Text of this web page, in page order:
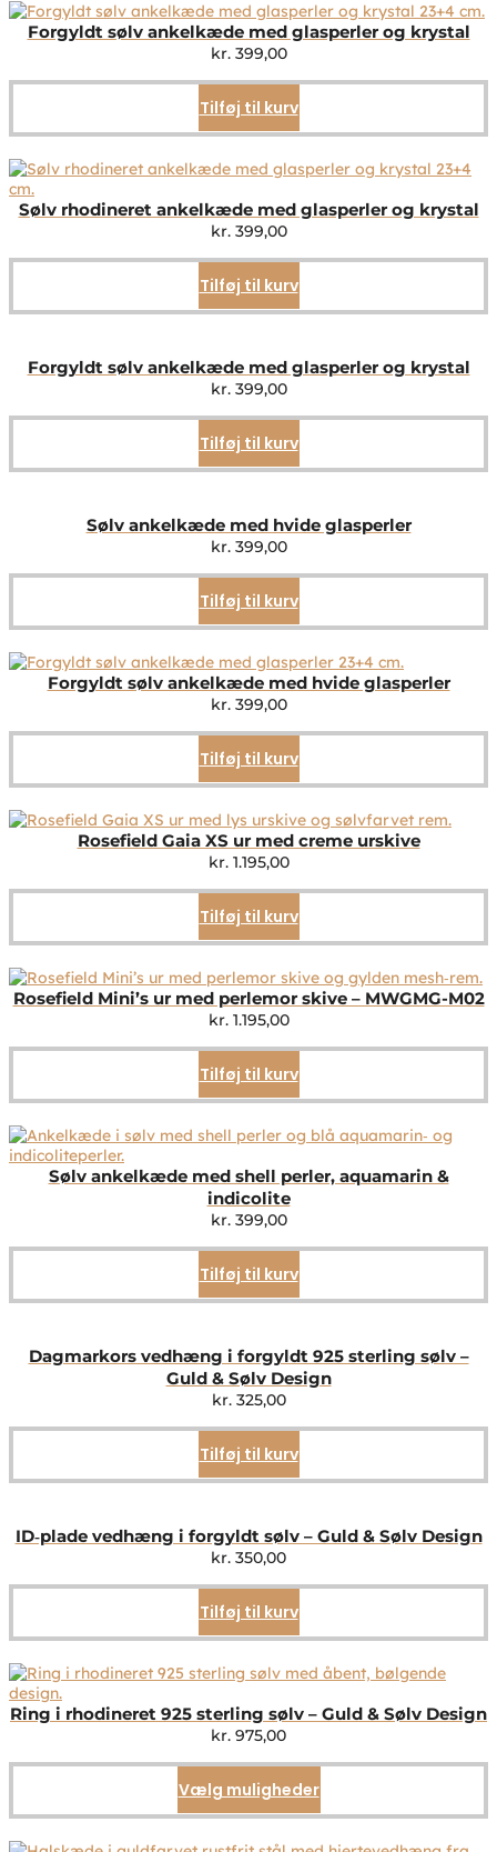
Forgyldt sølv ankelkæde med glasperler og krystal
kr.399,00
Tilføj til kurv
Sølv rhodineret ankelkæde med glasperler og krystal
kr.399,00
Tilføj til kurv
Forgyldt sølv ankelkæde med glasperler og krystal
kr.399,00
Tilføj til kurv
Sølv ankelkæde med hvide glasperler
kr.399,00
Tilføj til kurv
Forgyldt sølv ankelkæde med hvide glasperler
kr.399,00
Tilføj til kurv
Rosefield Gaia XS ur med creme urskive
kr.1.195,00
Tilføj til kurv
Rosefield Mini’s ur med perlemor skive – MWGMG-M02
kr.1.195,00
Tilføj til kurv
Sølv ankelkæde med shell perler, aquamarin &
indicolite
kr.399,00
Tilføj til kurv
Dagmarkors vedhæng i forgyldt 925 sterling sølv –
Guld & Sølv Design
kr.325,00
Tilføj til kurv
ID‑plade vedhæng i forgyldt sølv – Guld & Sølv Design
kr. 350,00
Tilføj til kurv
Ring i rhodineret 925 sterling sølv – Guld & Sølv Design
kr. 975,00
Vælg mulighederDette
vare